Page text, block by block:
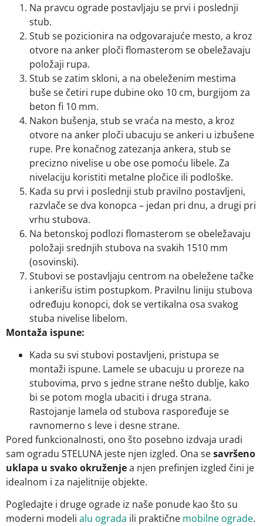
Na pravcu ograde postavljaju se prvi i poslednji
stub.
Stub se pozicionira na odgovarajuće mesto, a kroz
otvore na anker ploči flomasterom se obeležavaju
položaji rupa.
Stub se zatim skloni, a na obeleženim mestima
buše se četiri rupe dubine oko 10 cm, burgijom za
beton fi 10 mm.
Nakon bušenja, stub se vraća na mesto, a kroz
otvore na anker ploči ubacuju se ankeri u izbušene
rupe. Pre konačnog zatezanja ankera, stub se
precizno nivelise u obe ose pomoću libele. Za
nivelaciju koristiti metalne pločice ili podloške.
Kada su prvi i poslednji stub pravilno postavljeni,
razvlače se dva konopca – jedan pri dnu, a drugi pri
vrhu stubova.
Na betonskoj podlozi flomasterom se obeležavaju
položaji srednjih stubova na svakih 1510 mm
(osovinski).
Stubovi se postavljaju centrom na obeležene tačke
i ankerišu istim postupkom. Pravilnu liniju stubova
određuju konopci, dok se vertikalna osa svakog
stuba nivelise libelom.
Montaža ispune:
Kada su svi stubovi postavljeni, pristupa se
montaži ispune. Lamele se ubacuju u proreze na
stubovima, prvo s jedne strane nešto dublje, kako
bi se potom mogla ubaciti i druga strana.
Rastojanje lamela od stubova raspoređuje se
ravnomerno s leve i desne strane.
Pored funkcionalnosti, ono što posebno izdvaja uradi
sam ogradu STELUNA jeste njen izgled. Ona sesavršeno
uklapa u svako okruženjea njen prefinjen izgled čini je
idealnom i za najelitnije objekte.
Pogledajte i druge ograde iz naše ponude kao što su
moderni modeli alu ograda ili praktične mobilne ograde.